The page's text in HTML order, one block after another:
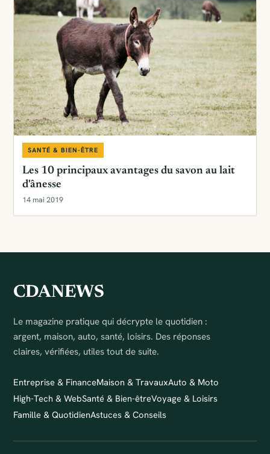
SANTÉ & BIEN-ÊTRE
Les 10 principaux avantages du savon au lait
d'ânesse
14 mai 2019
CDANEWS
Le magazine pratique qui décrypte le quotidien :
argent, maison, auto, santé, loisirs. Des réponses
claires, vérifiées, utiles tout de suite.
Entreprise & FinanceMaison & TravauxAuto & Moto
High-Tech & WebSanté & Bien-êtreVoyage & Loisirs
Famille & QuotidienAstuces & Conseils